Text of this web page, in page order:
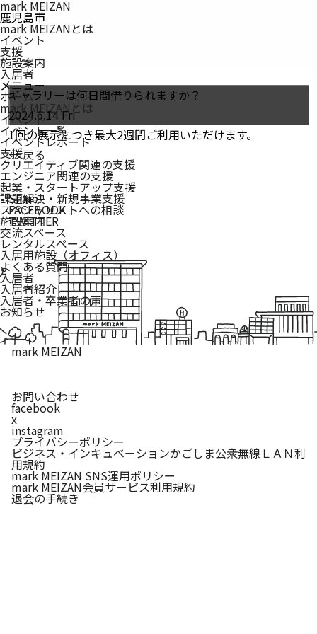
mark MEIZAN
鹿児島市
mark MEIZANとは
イベント
支援
施設案内
入居者
メニュー
ホーム
mark MEIZAN とは
イベント
イベント一覧
イベントレポート
支援
クリエイティブ関連の支援
エンジニア関連の支援
起業・スタートアップ支援
課題解決・新規事業支援
スペシャリストへの相談
施設案内
交流スペース
レンタルスペース
入居用施設（オフィス）
よくある質問
入居者
入居者紹介
入居者・卒業者の声
お知らせ
ギャラリーは何日間借りられますか？
2024.6.14 Fri
1回の展示につき最大2週間ご利用いただけます。
← 戻る
Share!
FACEBOOK
TWITTER
mark MEIZAN
お問い合わせ
facebook
x
instagram
プライバシーポリシー
ビジネス・インキュベーションかごしま公衆無線ＬＡＮ利
用規約
mark MEIZAN SNS運用ポリシー
mark MEIZAN会員サービス利用規約
退会の手続き